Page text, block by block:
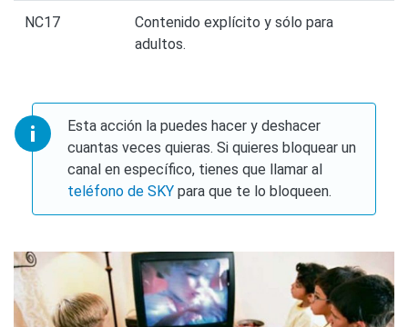
NC17
Contenido explícito y sólo para
adultos.
Esta acción la puedes hacer y deshacer
cuantas veces quieras. Si quieres bloquear un
canal en específico, tienes que llamar al
teléfono de SKY para que te lo bloqueen.